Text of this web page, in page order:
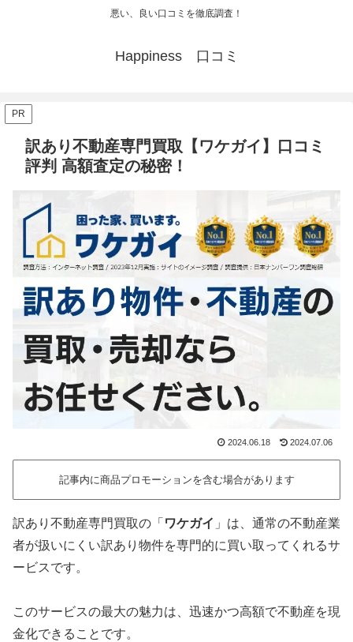
悪い、良い口コミを徹底調査！
Happiness 口コミ
PR
訳あり不動産専門買取【ワケガイ】口コミ
評判 高額査定の秘密！
2024.06.18 2024.07.06
記事内に商品プロモーションを含む場合があります
訳あり不動産専門買取の「 ワケガイ 」は、通常の不動産業
者が扱いにくい訳あり物件を専門的に買い取ってくれるサ
ービスです。
このサービスの最大の魅力は、迅速かつ高額で不動産を現
金化できることです。